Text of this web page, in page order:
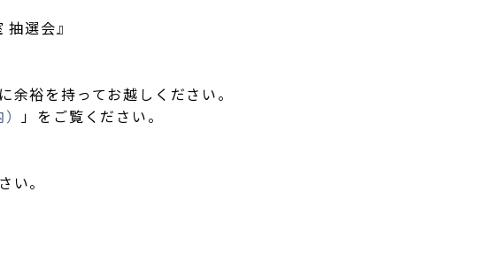
選会』
裕を持ってお越しください。
」をご覧ください。
い。